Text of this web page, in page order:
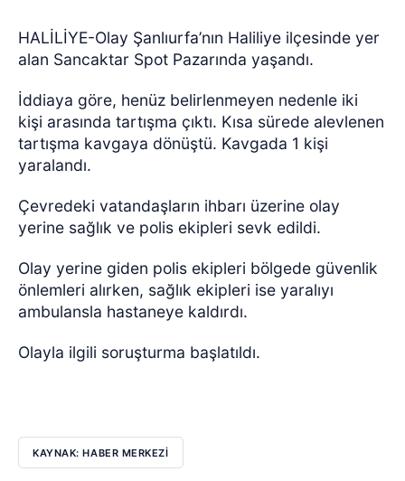
HALİLİYE-Olay Şanlıurfa’nın Haliliye ilçesinde yer
alan Sancaktar Spot Pazarında yaşandı.
İddiaya göre, henüz belirlenmeyen nedenle iki
kişi arasında tartışma çıktı. Kısa sürede alevlenen
tartışma kavgaya dönüştü. Kavgada 1 kişi
yaralandı.
Çevredeki vatandaşların ihbarı üzerine olay
yerine sağlık ve polis ekipleri sevk edildi.
Olay yerine giden polis ekipleri bölgede güvenlik
önlemleri alırken, sağlık ekipleri ise yaralıyı
ambulansla hastaneye kaldırdı.
Olayla ilgili soruşturma başlatıldı.
KAYNAK: HABER MERKEZİ